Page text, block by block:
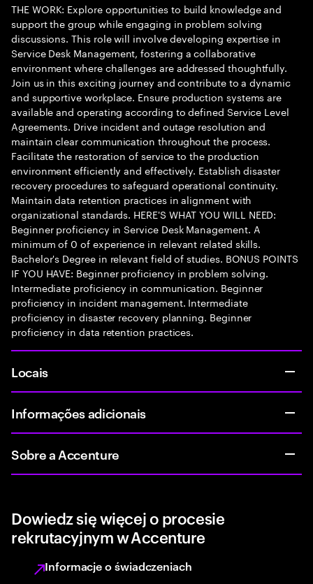
THE WORK: Explore opportunities to build knowledge and
support the group while engaging in problem solving
discussions. This role will involve developing expertise in
Service Desk Management, fostering a collaborative
environment where challenges are addressed thoughtfully.
Join us in this exciting journey and contribute to a dynamic
and supportive workplace. Ensure production systems are
available and operating according to defined Service Level
Agreements. Drive incident and outage resolution and
maintain clear communication throughout the process.
Facilitate the restoration of service to the production
environment efficiently and effectively. Establish disaster
recovery procedures to safeguard operational continuity.
Maintain data retention practices in alignment with
organizational standards. HERE'S WHAT YOU WILL NEED:
Beginner proficiency in Service Desk Management. A
minimum of 0 of experience in relevant related skills.
Bachelor's Degree in relevant field of studies. BONUS POINTS
IF YOU HAVE: Beginner proficiency in problem solving.
Intermediate proficiency in communication. Beginner
proficiency in incident management. Intermediate
proficiency in disaster recovery planning. Beginner
proficiency in data retention practices.
Locais
Informações adicionais
Sobre a Accenture
Dowiedz się więcej o procesie
rekrutacyjnym w Accenture
Informacje o świadczeniach